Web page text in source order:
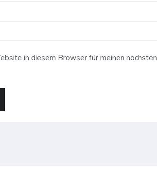
in diesem Browser für meinen nächsten